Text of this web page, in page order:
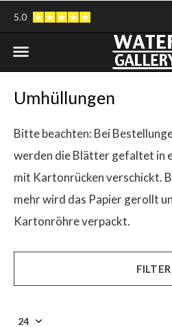
5.0
Umhüllungen
Bitte beachten: Bei
werden die Blätter gefaltet in
mit Kartonrücken verschickt.
mehr wird das Papier gerollt
Kartonröhre verpackt.
FILTER